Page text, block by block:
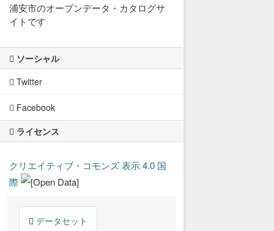
浦安市のオープンデータ・カタログサ
イトです
ソーシャル
Twitter
Facebook
ライセンス
クリエイティブ・コモンズ 表示 4.0 国
際
データセット